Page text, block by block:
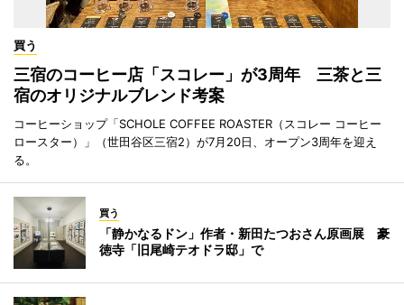
買う
三宿のコーヒー店「スコレー」が3周年 三茶と三
宿のオリジナルブレンド考案
コーヒーショップ「SCHOLE COFFEE ROASTER（スコレー コーヒー
ロースター）」（世田谷区三宿2）が7月20日、オープン3周年を迎え
る。
買う
「静かなるドン」作者・新田たつおさん原画展 豪
徳寺「旧尾崎テオドラ邸」で